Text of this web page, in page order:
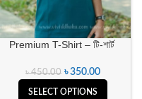
Premium T-Shirt – টি-শার্ট
৳450.00 ৳350.00
SELECT OPTIONS